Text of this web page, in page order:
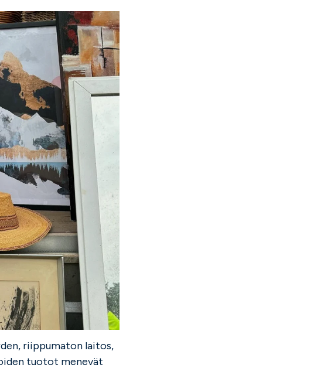
riippumaton laitos,
tuotot menevät